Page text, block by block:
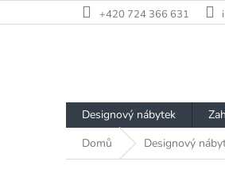
na
+420 724 366 631
Designový nábytek
Domů
Designový